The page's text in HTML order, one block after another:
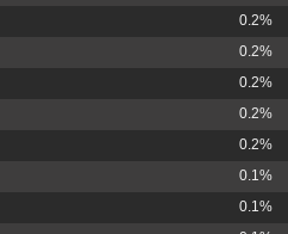
0.2%
0.2%
0.2%
0.2%
0.2%
0.1%
0.1%